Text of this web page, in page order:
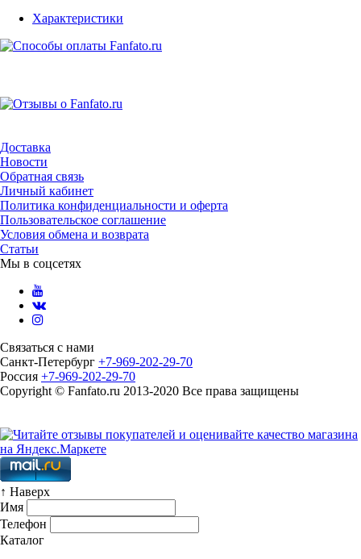
Характеристики
Доставка
Новости
Обратная связь
Личный кабинет
Политика конфиденциальности и оферта
Пользовательское соглашение
Условия обмена и возврата
Статьи
Мы в соцсетях
Связаться с нами
Санкт-Петербург +7-969-202-29-70
Россия +7-969-202-29-70
Copyright © Fanfato.ru 2013-2020 Все права защищены
↑ Наверх
Имя
Телефон
Каталог